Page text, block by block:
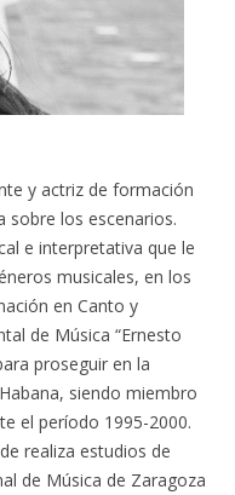
y actriz de formación
sobre los escenarios.
e interpretativa que le
musicales, en los
en Canto y
de Música “Ernesto
proseguir en la
siendo miembro
el período 1995-2000.
realiza estudios de
de Música de Zaragoza